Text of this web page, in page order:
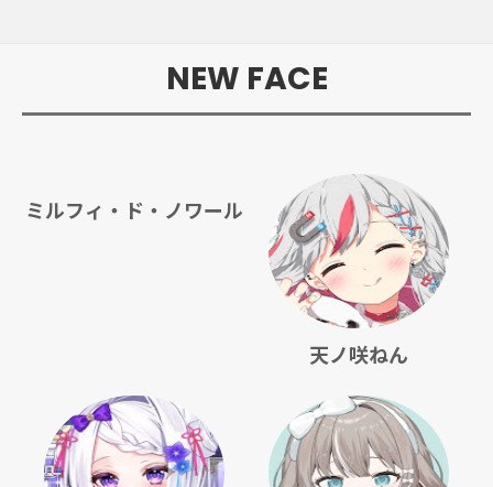
NEW FACE
ミルフィ・ド・ノワール
天ノ咲ねん